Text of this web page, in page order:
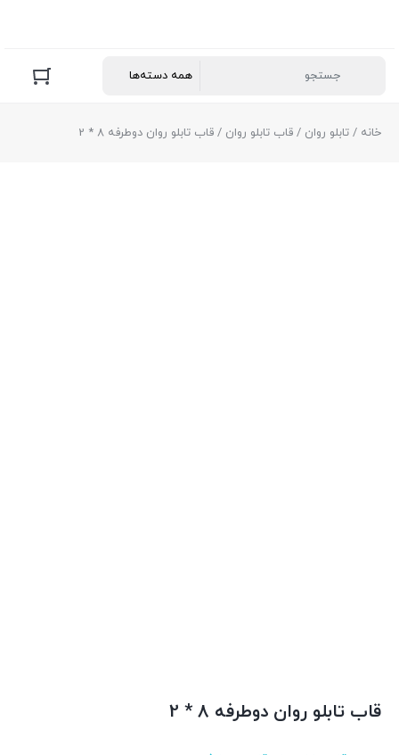
خانه / تابلو روان / قاب تابلو روان / قاب تابلو روان دوطرفه 8 * 2
قاب تابلو روان دوطرفه 8 * 2